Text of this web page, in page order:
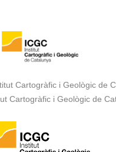
Cartogràfic i Geològic de
Cartogràfic i Geològic de